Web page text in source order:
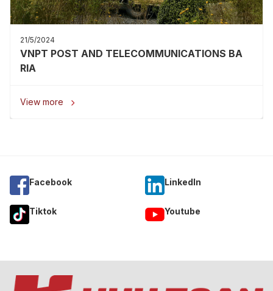
21/5/2024
VNPT POST AND TELECOMMUNICATIONS BA
RIA
View more 
Facebook Linkedln
Tiktok Youtube